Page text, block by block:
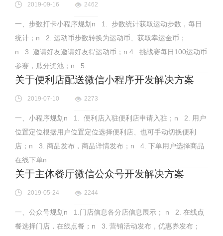
2019-09-16 2462
一、步数打卡小程序规划n 1. 步数统计获取运动步数，每日
统计；n 2. 运动币步数转换为运动币、获取幸运金币；
n 3. 邀请好友邀请好友得运动币；n 4. 挑战赛每日100运动币
参赛，瓜分奖池；n 5.
关于便利店配送微信小程序开发解决方案
2019-07-10 2273
一、小程序规划n 1. 便利店入驻便利店申请入驻；n 2. 用户
位置定位根据用户位置定位选择便利店、也可手动切换便利
店；n 3. 商品发布，商品详情发布；n 4. 下单用户选择商品
在线下单n
关于主体餐厅微信公众号开发解决方案
2019-05-24 2244
一、公众号规划n 1.门店信息各分店信息展示； n 2. 在线点
餐选择门店，在线点餐；n 3. 营销活动发布，优惠券发布；